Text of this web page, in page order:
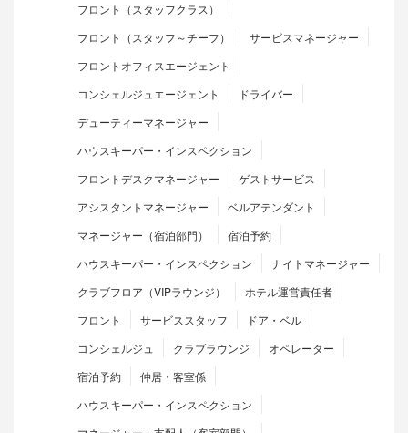
フロント（スタッフクラス）
フロント（スタッフ～チーフ）
サービスマネージャー
フロントオフィスエージェント
コンシェルジュエージェント
ドライバー
デューティーマネージャー
ハウスキーパー・インスペクション
フロントデスクマネージャー
ゲストサービス
アシスタントマネージャー
ベルアテンダント
マネージャー（宿泊部門）
宿泊予約
ハウスキーパー・インスペクション
ナイトマネージャー
クラブフロア（VIPラウンジ）
ホテル運営責任者
フロント
サービススタッフ
ドア・ベル
コンシェルジュ
クラブラウンジ
オペレーター
宿泊予約
仲居・客室係
ハウスキーパー・インスペクション